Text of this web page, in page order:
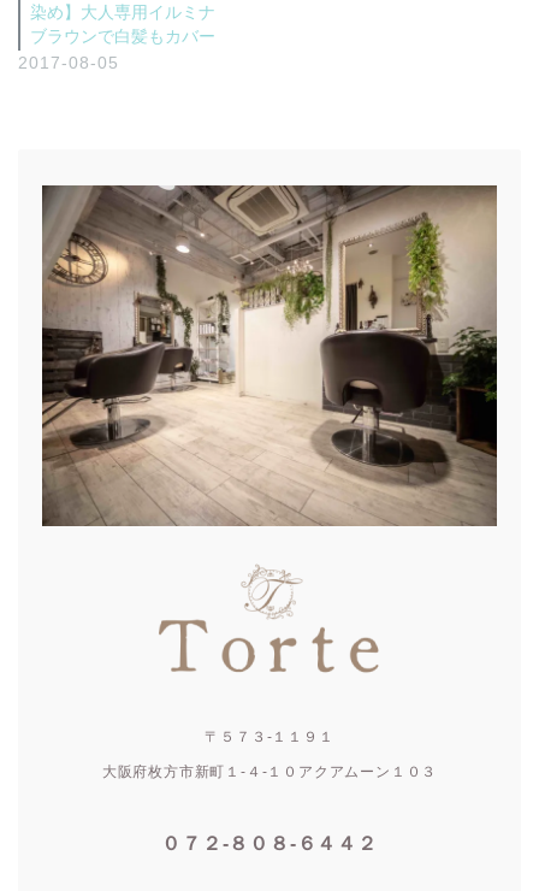
染め】大人専用イルミナ
ブラウンで白髪もカバー
2017-08-05
〒５７３-１１９１
大阪府枚方市新町１-４-１０アクアムーン１０３
０７２-８０８-６４４２